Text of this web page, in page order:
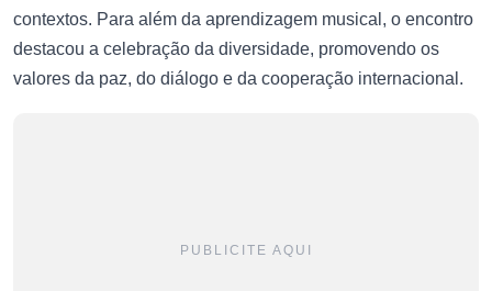
contextos. Para além da aprendizagem musical, o encontro
destacou a celebração da diversidade, promovendo os
valores da paz, do diálogo e da cooperação internacional.
PUBLICITE AQUI